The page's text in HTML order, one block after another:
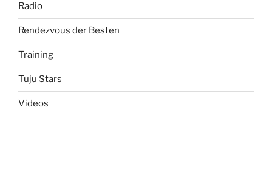
Radio
Rendezvous der Besten
Training
Tuju Stars
Videos